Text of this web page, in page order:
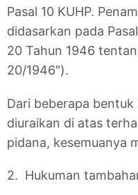
Pasal 10 KUHP.
didasarkan pada
20 Tahun 1946
20/1946").
Dari beberapa
diuraikan di atas
pidana, kesemuanya
2. Hukuman